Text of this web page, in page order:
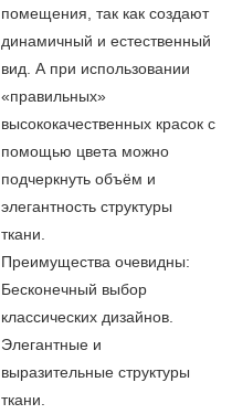
помещения, так как создают
динамичный и естественный
вид. А при использовании
«правильных»
высококачественных красок с
помощью цвета можно
подчеркнуть объём и
элегантность структуры
ткани.
Преимущества очевидны:
Бесконечный выбор
классических дизайнов.
Элегантные и
выразительные структуры
ткани.